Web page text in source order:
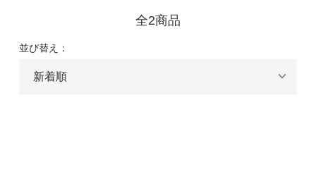
全2商品
並び替え：